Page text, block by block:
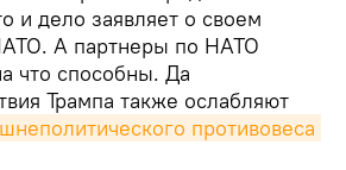
и дело заявляет о своем
А партнеры по НАТО
что способны. Да
Трампа также ослабляют
противовеса